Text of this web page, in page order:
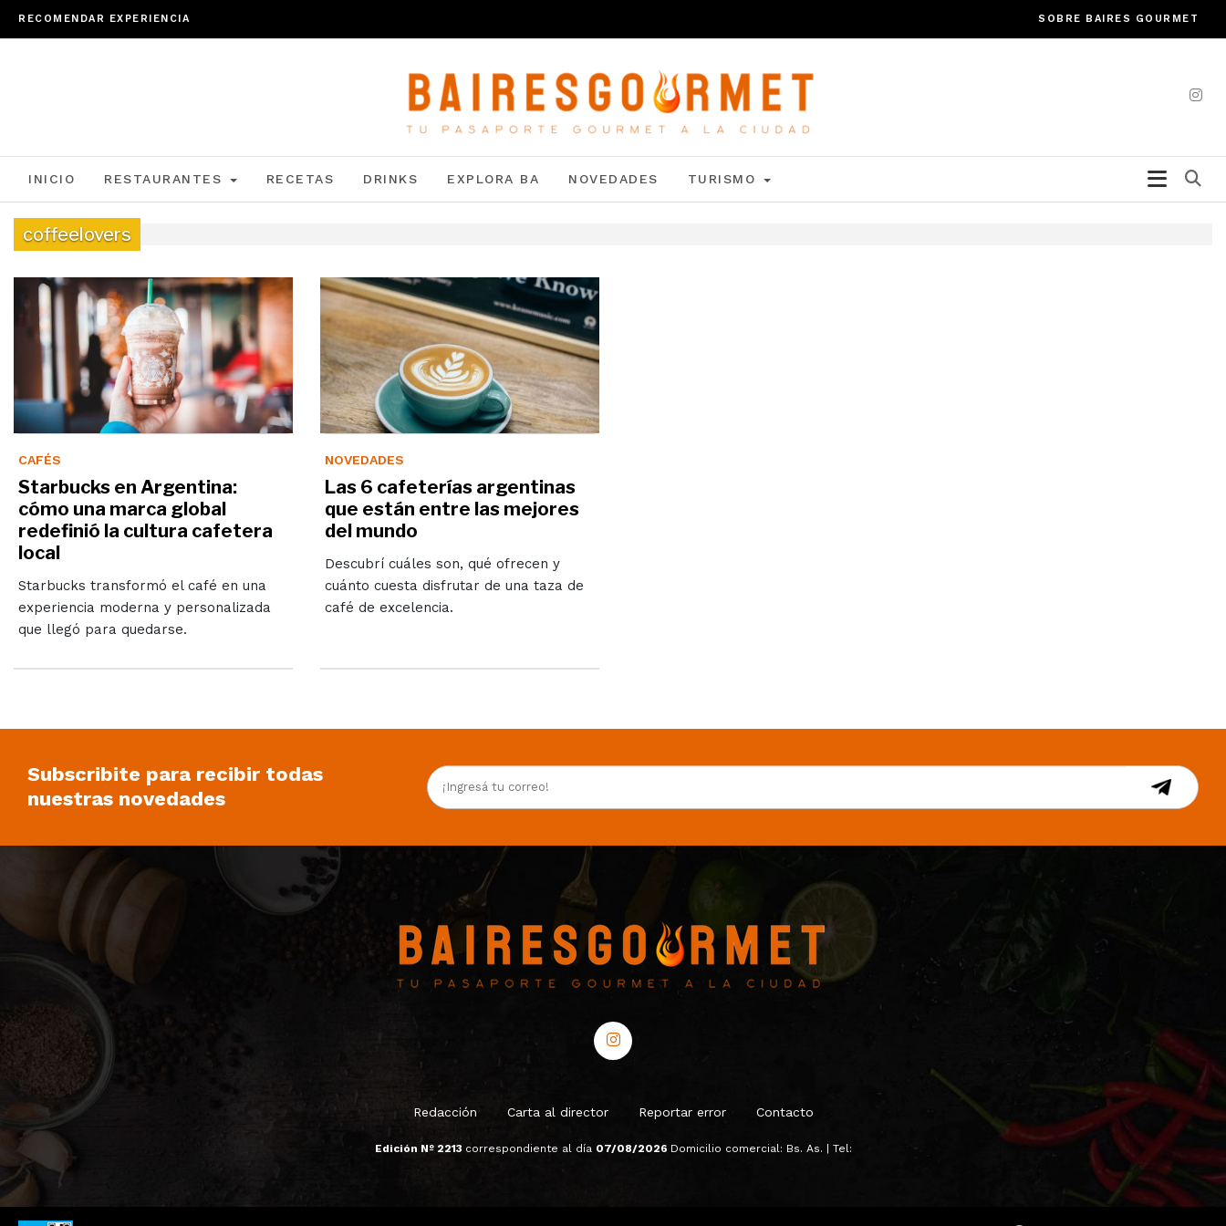
RECOMENDAR EXPERIENCIA SOBRE BAIRES GOURMET
INICIO RESTAURANTES RECETAS DRINKS EXPLORA BA NOVEDADES TURISMO
coffeelovers
CAFÉS
Starbucks en Argentina:
cómo una marca global
redefinió la cultura cafetera
local
Starbucks transformó el café en una
experiencia moderna y personalizada
que llegó para quedarse.
NOVEDADES
Las 6 cafeterías argentinas
que están entre las mejores
del mundo
Descubrí cuáles son, qué ofrecen y
cuánto cuesta disfrutar de una taza de
café de excelencia.
Subscribite para recibir todas
nuestras novedades
Redacción Carta al director Reportar error Contacto
Edición Nº 2213 correspondiente al día 07/08/2026 Domicilio comercial: Bs. As. | Tel: